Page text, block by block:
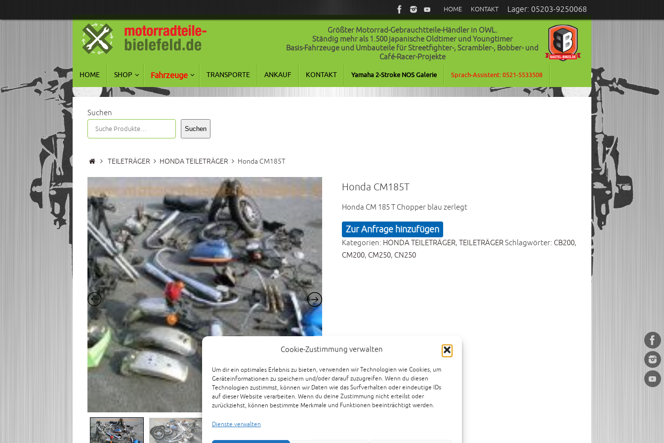
Cookie-Zustimmung verwalten
Um dir ein optimales Erlebnis zu bieten, verwenden wir Technologien wie Cookies, um
Geräteinformationen zu speichern und/oder darauf zuzugreifen. Wenn du diesen
Technologien zustimmst, können wir Daten wie das Surfverhalten oder eindeutige IDs
auf dieser Website verarbeiten. Wenn du deine Zustimmung nicht erteilst oder
zurückziehst, können bestimmte Merkmale und Funktionen beeinträchtigt werden.
Dienste verwalten
Zum
HOME KONTAKT Lager: 05203-9250068
Größter Motorrad-Gebrauchtteile-Händler in OWL.
Ständig mehr als 1.500 japanische Oldtimer und Youngtimer
Basis-Fahrzeuge und Umbauteile für Streetfighter-, Scrambler-, Bobber- und
Café-Racer-Projekte
Zum
Inhalt
springen
HOME SHOP Fahrzeuge TRANSPORTE ANKAUF KONTAKT Yamaha 2-Stroke NOS Galerie Sprach-Assistent: 0521-5533508
Suchen
Suchen
StartTEILETRÄGER HONDA TEILETRÄGER Honda CM185T
Honda CM185T
Honda CM 185 T Chopper blau zerlegt
Zur Anfrage hinzufügen
Kategorien: HONDA TEILETRÄGER, TEILETRÄGERSchlagwörter: CB200,
CM200, CM250, CN250